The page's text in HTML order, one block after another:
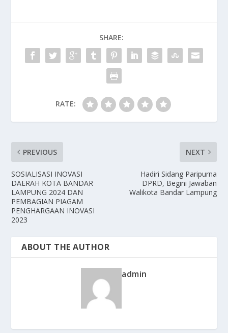
SHARE:
RATE:
PREVIOUS
SOSIALISASI INOVASI
DAERAH KOTA BANDAR
LAMPUNG 2024 DAN
PEMBAGIAN PIAGAM
PENGHARGAAN INOVASI
2023
NEXT
Hadiri Sidang Paripurna
DPRD, Begini Jawaban
Walikota Bandar Lampung
ABOUT THE AUTHOR
admin